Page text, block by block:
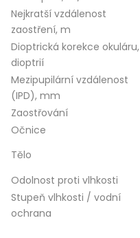
Nejkratší vzdálenost
zaostření, m
Dioptrická korekce okuláru,
dioptrií
Mezipupilární vzdálenost
(IPD), mm
Zaostřování
Očnice
Tělo
Odolnost proti vlhkosti
Stupeň vlhkosti / vodní
ochrana